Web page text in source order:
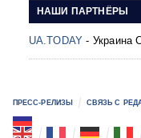
НАШИ ПАРТНЁРЫ
UA.TODAY - Украина
ПРЕСС-РЕЛИЗЫ СВЯЗЬ С